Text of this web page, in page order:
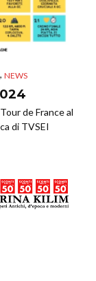
, NEWS
de France al
di TVSEI